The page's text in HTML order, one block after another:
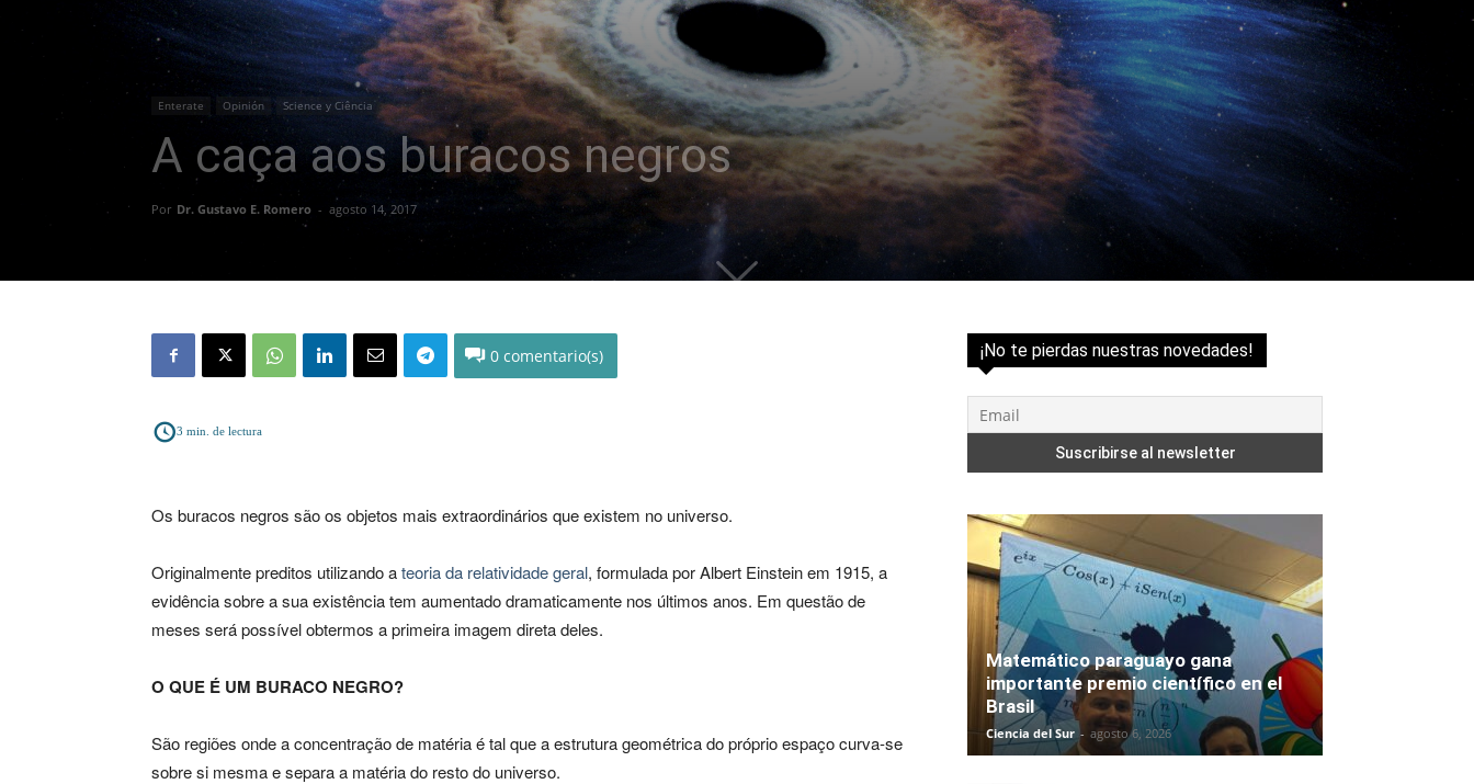
Enterate Opinión Science y Ciência
A caça aos buracos negros
Por Dr. Gustavo E. Romero - agosto 14, 2017
0
3 min. de lectura
Os buracos negros são os objetos mais extraordinários que existem no universo.
Originalmente preditos utilizando ateoria da relatividade geral, formulada por Albert Einstein em 1915, a
evidência sobre a sua existência tem aumentado dramaticamente nos últimos anos. Em questão de
meses será possível obtermos a primeira imagem direta deles.
O QUE É UM BURACO NEGRO?
São regiões onde a concentração de matéria é tal que a estrutura geométrica do próprio espaço curva-se
sobre si mesma e separa a matéria do resto do universo.
¡No te pierdas nuestras novedades!
Matemático paraguayo gana
importante premio científico en el
Brasil
Ciencia del Sur - agosto 6, 2026